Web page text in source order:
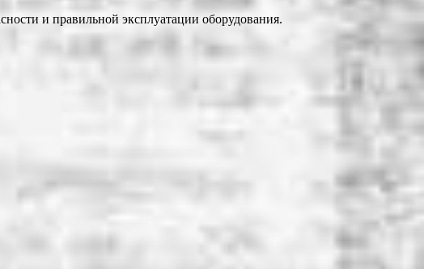
и правильной эксплуатации оборудования.